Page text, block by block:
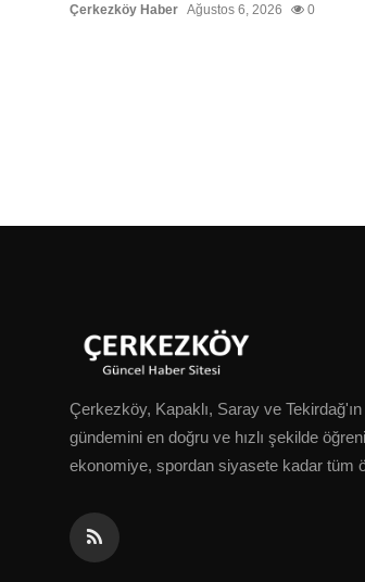
Çerkezköy Haber Ağustos 6, 2026 0
Çerkezköy, Kapaklı, Saray ve
gündemini en doğru ve hızlı şekilde
ekonomiye, spordan siyasete kadar tüm